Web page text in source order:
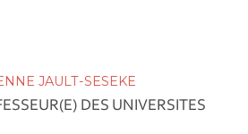
JAULT-SESEKE
DES UNIVERSITES